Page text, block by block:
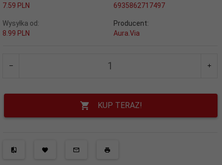
7.59 PLN
6935862717497
Wysyłka od:
8.99 PLN
Producent:
Aura.Via
KUP TERAZ!